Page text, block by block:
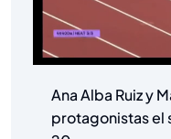
Ana Alba Ruiz y
protagonistas el